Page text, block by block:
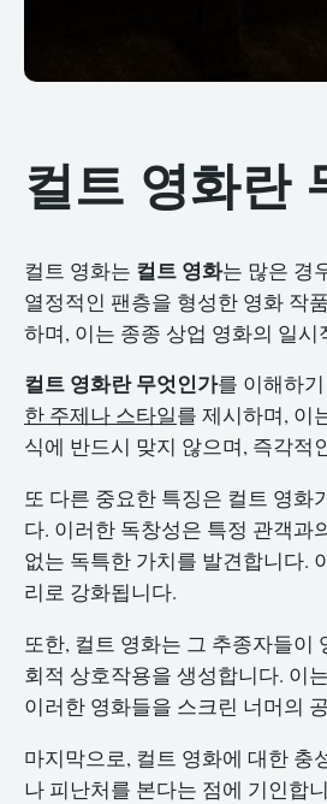
컬트 영화란
컬트 영화는 컬트 영화는 많은 경
열정적인 팬층을 형성한 영화 작
하며, 이는 종종 상업 영화의 일
컬트 영화란 무엇인가를 이해하
한 주제나 스타일를 제시하며, 이
식에 반드시 맞지 않으며, 즉각적
또 다른 중요한 특징은 컬트 영화
다. 이러한 독창성은 특정 관객과
없는 독특한 가치를 발견합니다.
리로 강화됩니다.
또한, 컬트 영화는 그 추종자들이
회적 상호작용을 생성합니다. 이
이러한 영화들을 스크린 너머의
마지막으로, 컬트 영화에 대한 충
나 피난처를 본다는 점에 기인합